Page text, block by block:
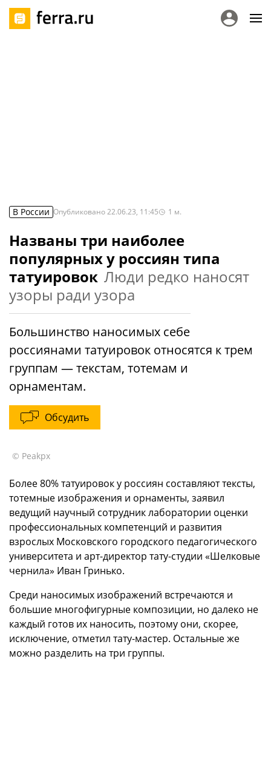
В России Опубликовано22.06.23, 11:45 1 м.
Названы три наиболее
популярных у россиян типа
татуировок Люди редко наносят
узоры ради узора
Большинство наносимых себе
россиянами татуировок относятся к трем
группам — текстам, тотемам и
орнаментам.
Обсудить
© Peakpx
Более 80% татуировок у россиян составляют тексты,
тотемные изображения и орнаменты, заявил
ведущий научный сотрудник лаборатории оценки
профессиональных компетенций и развития
взрослых Московского городского педагогического
университета и арт-директор тату-студии «Шелковые
чернила» Иван Гринько.
Среди наносимых изображений встречаются и
большие многофигурные композиции, но далеко не
каждый готов их наносить, поэтому они, скорее,
исключение, отметил тату-мастер. Остальные же
можно разделить на три группы.